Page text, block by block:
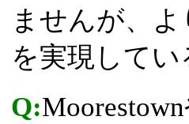
ませんが、
を実現して
Q: